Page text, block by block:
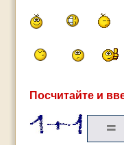
Посчитайте и